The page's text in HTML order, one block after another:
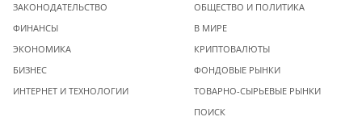
ЗАКОНОДАТЕЛЬСТВО
ФИНАНСЫ
ЭКОНОМИКА
БИЗНЕС
ИНТЕРНЕТ И ТЕХНОЛОГИИ
ОБЩЕСТВО И ПОЛИТИКА
В МИРЕ
КРИПТОВАЛЮТЫ
ФОНДОВЫЕ РЫНКИ
ТОВАРНО-СЫРЬЕВЫЕ РЫНКИ
ПОИСК